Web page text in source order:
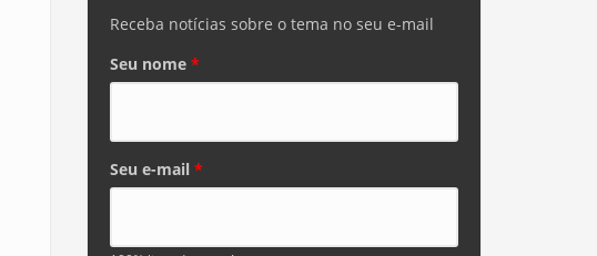
Receba notícias sobre o tema no seu e-mail
Seu nome *
Seu e-mail *